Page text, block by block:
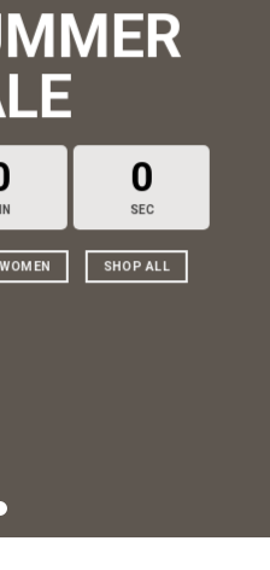
0
SEC
SHOP ALL